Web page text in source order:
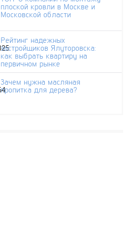
плоской кровли в Москве и
Московской области
Рейтинг надежных
застройщиков Ялуторовска:
как выбрать квартиру на
первичном рынке
Зачем нужна масляная
пропитка для дерева?